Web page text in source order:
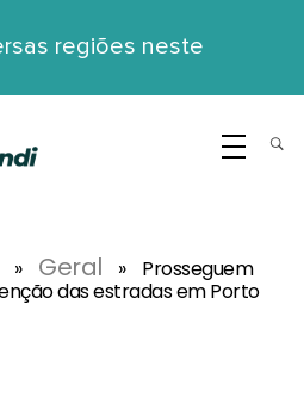
regiões neste
» Geral »
Prosseguem
das estradas em Porto